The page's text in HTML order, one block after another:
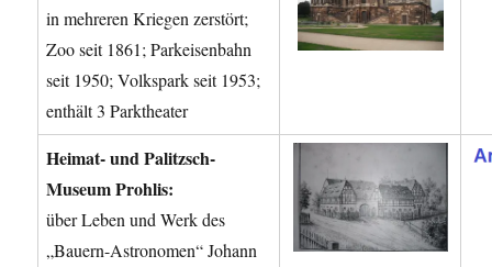
in mehreren Kriegen zerstört;
Zoo seit 1861; Parkeisenbahn
seit 1950; Volkspark seit 1953;
enthält 3 Parktheater
Heimat- und Palitzsch-
Museum Prohlis:
über Leben und Werk des
„Bauern-Astronomen“ Johann